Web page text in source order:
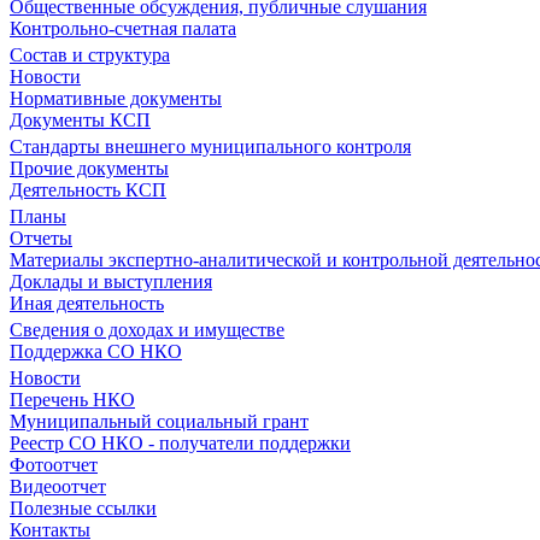
Общественные обсуждения, публичные слушания
Контрольно-счетная палата
Состав и структура
Новости
Нормативные документы
Документы КСП
Стандарты внешнего муниципального контроля
Прочие документы
Деятельность КСП
Планы
Отчеты
Материалы экспертно-аналитической и контрольной
Доклады и выступления
Иная деятельность
Сведения о доходах и имуществе
Поддержка СО НКО
Новости
Перечень НКО
Муниципальный социальный грант
Реестр СО НКО - получатели поддержки
Фотоотчет
Видеоотчет
Полезные ссылки
Контакты